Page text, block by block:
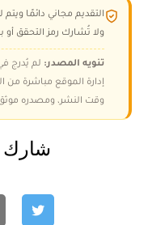
التقديم مجاني دائمًا
ولا تُشارك رمز التحقق أو
تنويه المصدر: لم يُدرج
إدارة الموقع مباشرة من
وقت النشر، ومصدره موثق
شارك